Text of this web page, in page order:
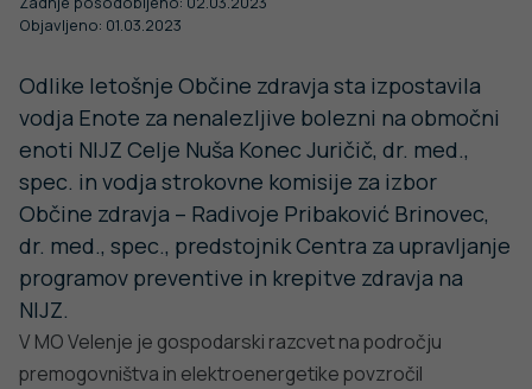
Udeležite se delavnic, prisluhnite zanimivim
strokovnjaki ali obiščite interaktivne koticke in
katero od številnih stojnic.
PODROBNO
DODATNO BRANJE